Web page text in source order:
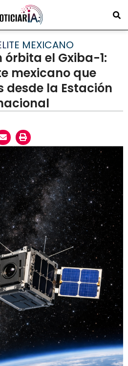
MEXICANO
órbita el Gxiba-1:
mexicano que
desde la Estación